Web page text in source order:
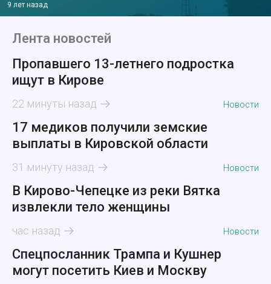
9 лет назад
Лента новостей
Пропавшего 13-летнего подростка
ищут в Кирове
22 минуты назад Новости
17 медиков получили земские
выплаты в Кировской области
31 минуту назад Новости
В Кирово-Чепецке из реки Вятка
извлекли тело женщины
час назад Новости
Спецпосланник Трампа и Кушнер
могут посетить Киев и Москву